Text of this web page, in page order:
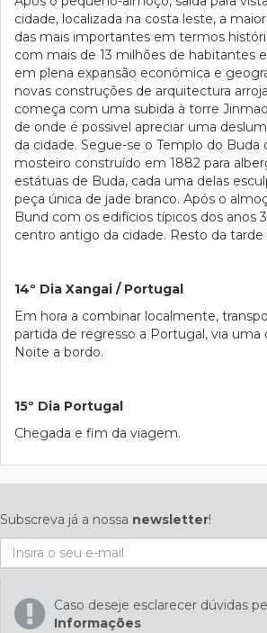
cidade, localizada na costa leste, a
das mais importantes em termos
com mais de 13 milhões de habitantes
em plena expansão económica e
novas construções de arquitectura
começa com uma subida à torre
de onde é possivel apreciar uma
da cidade. Segue-se o Templo do Buda
mosteiro construído em 1882 para
estátuas de Buda, cada uma delas
peça única de jade branco. Após o
Bund com os edifícios típicos dos anos
centro antigo da cidade. Resto da tarde
14º Dia Xangai / Portugal
Em hora a combinar localmente,
partida de regresso a Portugal, via uma
Noite a bordo.
15º Dia Portugal
Chegada e fim da viagem.
Subscreva já a nossa newsletter!
Caso deseje esclarecer dúvidas
Informações